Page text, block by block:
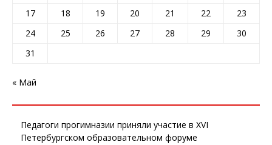
17
18 19 20 21 22
23
24
25 26 27 28 29
30
31
« Май
Педагоги прогимназии приняли участие в XVI
Петербургском образовательном форуме